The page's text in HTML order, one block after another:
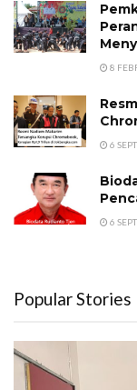
8
6
6
Popular Stories